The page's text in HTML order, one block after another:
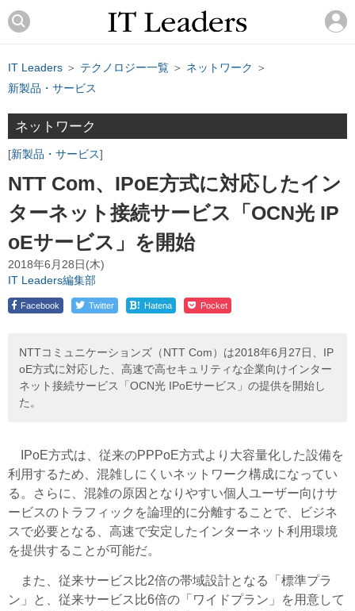
IT Leaders ＞ テクノロジー一覧 ＞ ネットワーク ＞
新製品・サービス
ネットワーク
新製品・サービス
NTT Com、IPoE方式に対応したイン
ターネット接続サービス「OCN光 IP
oEサービス」を開始
2018年6月28日(木)
IT Leaders編集部
Facebook Twitter ! Hatena Pocket
NTTコミュニケーションズ（NTT Com）は2018年6月27日、IP
oE方式に対応した、高速で高セキュリティな企業向けインター
ネット接続サービス「OCN光 IPoEサービス」の提供を開始し
た。
IPoE方式は、従来のPPPoE方式より大容量化した設備を
利用するため、混雑しにくいネットワーク構成になってい
る。さらに、混雑の原因となりやすい個人ユーザー向けサ
ービスのトラフィックを論理的に分離することで、ビジネ
スで必要となる、高速で安定したインターネット利用環境
を提供することが可能だ。
また、従来サービス比2倍の帯域設計となる「標準プラ
ン」と、従来サービス比6倍の「ワイドプラン」を用意して